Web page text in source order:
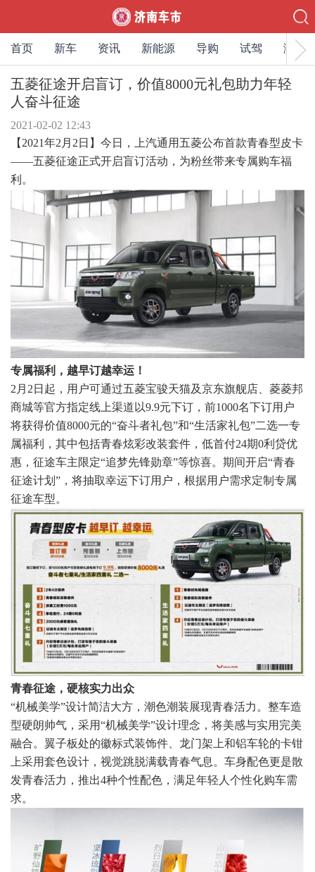
首页 新车 资讯 新能源 导购 试驾 测评
五菱征途开启盲订，价值8000元礼包助力年轻
人奋斗征途
2021-02-02 12:43
【2021年2月2日】 今日，上汽通用五菱公布首款青春型皮卡
——五菱征途正式开启盲订活动，为粉丝带来专属购车福
利。
专属福利，越早订越幸运！
2月2日起，用户可通过五菱宝骏天猫及京东旗舰店、菱菱邦
商城等官方指定线上渠道以9.9元下订，前1000名下订用户
将获得价值8000元的“奋斗者礼包”和“生活家礼包”二选一专
属福利，其中包括青春炫彩改装套件，低首付24期0利贷优
惠，征途车主限定“追梦先锋勋章”等惊喜。期间开启“青春
征途计划”，将抽取幸运下订用户，根据用户需求定制专属
征途车型。
青春征途，硬核实力出众
“机械美学”设计简洁大方，潮色潮装展现青春活力。整车造
型硬朗帅气，采用“机械美学”设计理念，将美感与实用完美
融合。翼子板处的徽标式装饰件、龙门架上和铝车轮的卡钳
上采用套色设计，视觉跳脱满载青春气息。车身配色更是散
发青春活力，推出4种个性配色，满足年轻人个性化购车需
求。